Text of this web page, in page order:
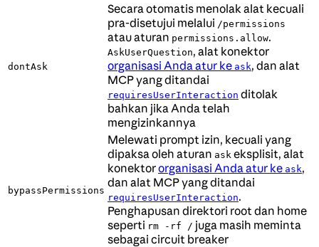
dontAsk
Secara otomatis menolak alat kecuali
pra-disetujui melalui /permissions
atau aturan permissions.allow.
AskUserQuestion, alat konektor
organisasi Anda atur ke ask, dan alat
MCP yang ditandai
requiresUserInteraction ditolak
bahkan jika Anda telah
mengizinkannya
bypassPermissions
Melewati prompt izin, kecuali yang
dipaksa oleh aturan ask eksplisit, alat
konektororganisasi Anda atur ke ask,
dan alat MCP yang ditandai
requiresUserInteraction.
Penghapusan direktori root dan home
seperti rm -rf / juga masih meminta
sebagai circuit breaker